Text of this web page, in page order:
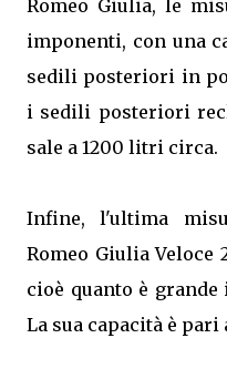
Romeo Giulia, le
imponenti, con una
sedili posteriori in
i sedili posteriori
sale a 1200 litri circa.
Infine, l'ultima
Romeo Giulia Veloce
cioè quanto è
La sua capacità è